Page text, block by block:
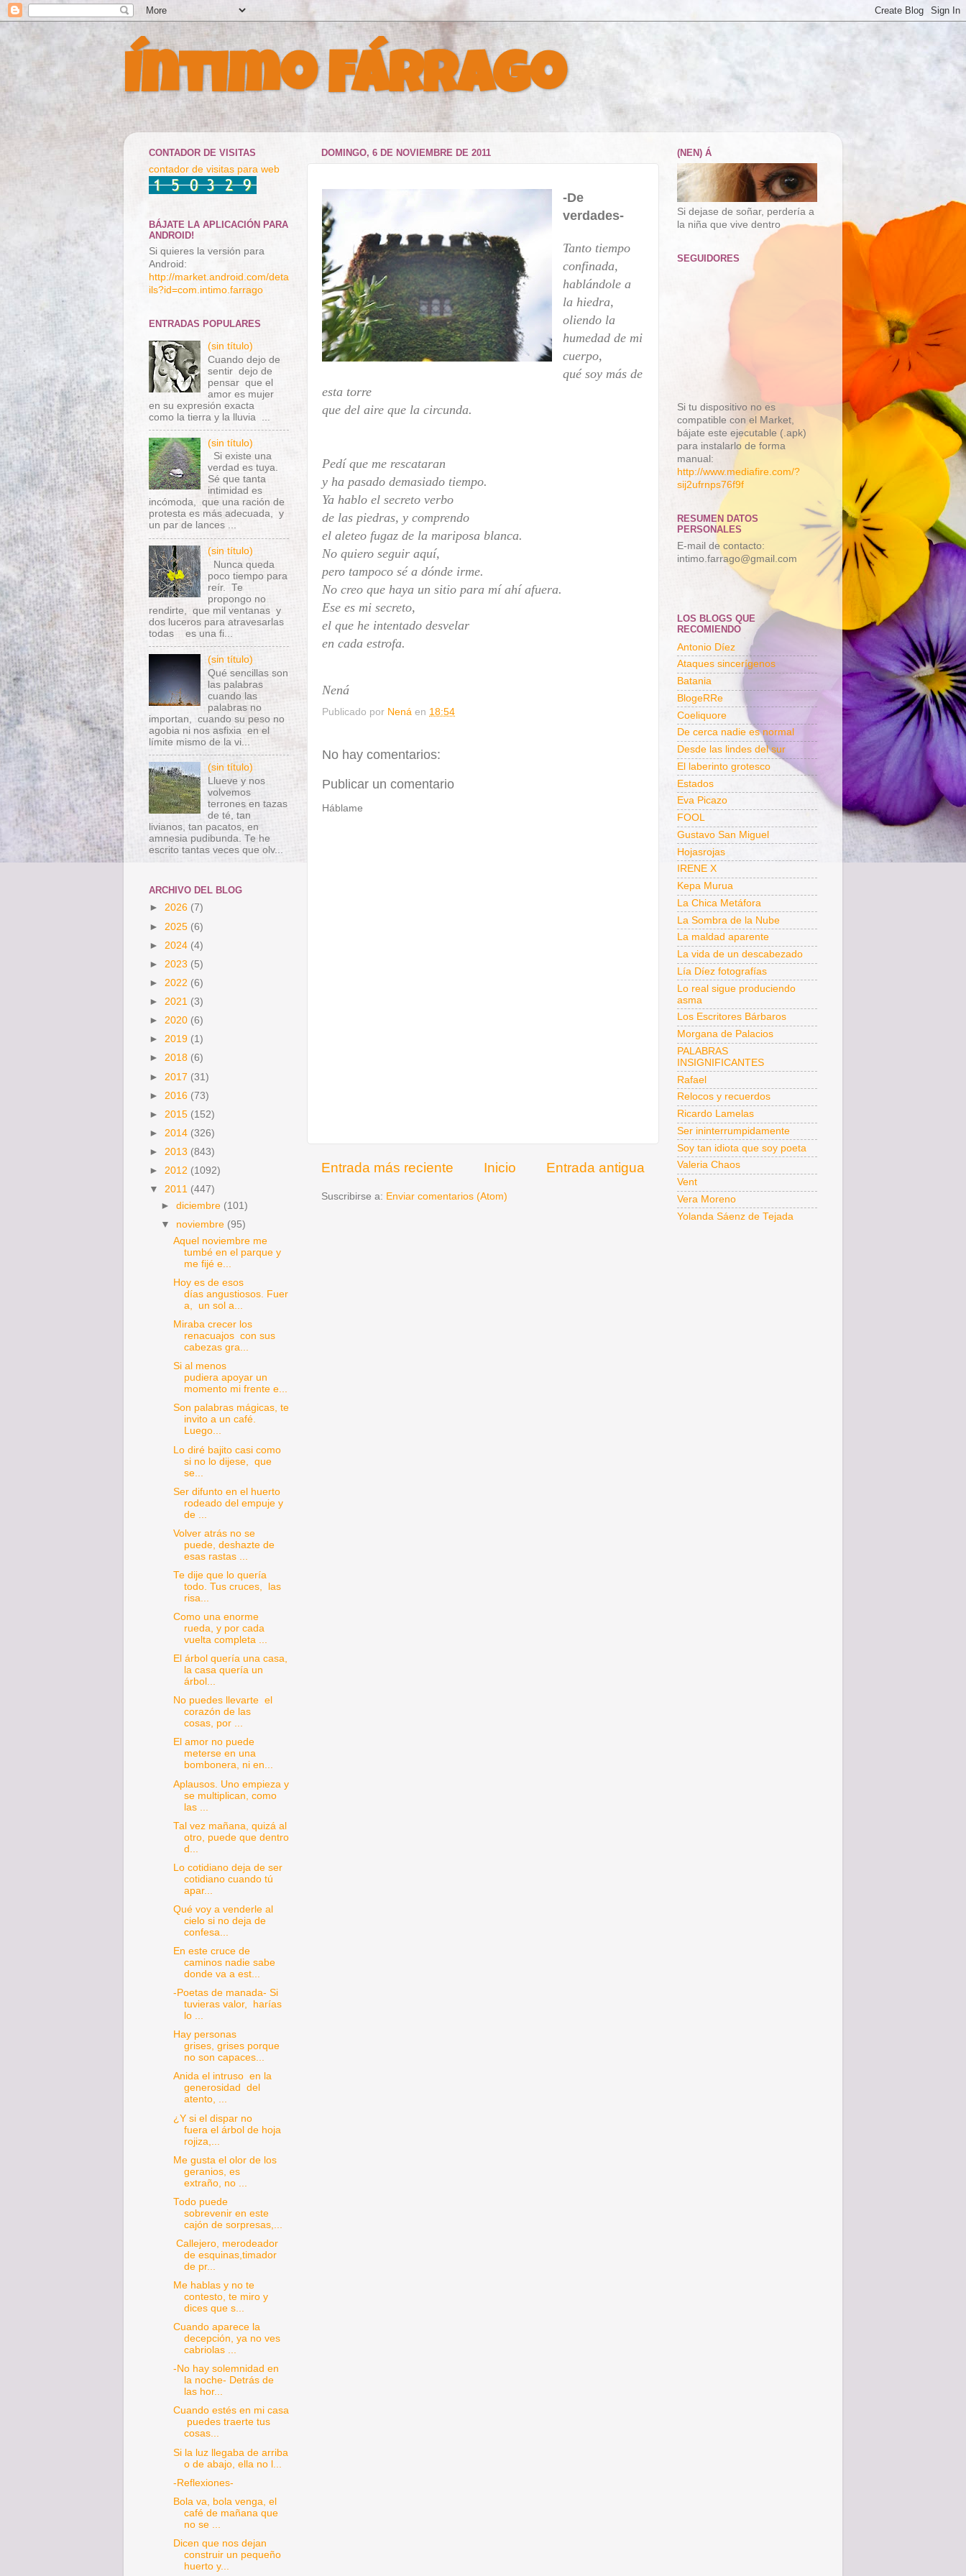
Íntimo Fárrago
DOMINGO, 6 DE NOVIEMBRE DE 2011
-De
verdades-
Tanto tiempo
confinada,
hablándole a
la hiedra,
oliendo la
humedad de mi
cuerpo,
qué soy más de
esta torre
que del aire que la circunda.
Pedí que me rescataran
y ha pasado demasiado tiempo.
Ya hablo el secreto verbo
de las piedras, y comprendo
el aleteo fugaz de la mariposa blanca.
No quiero seguir aquí,
pero tampoco sé a dónde irme.
No creo que haya un sitio para mí ahí afuera.
Ese es mi secreto,
el que he intentado desvelar
en cada estrofa.
Nená
Publicado por Nená en 18:54
No hay comentarios:
Publicar un comentario
Háblame
Entrada más reciente Entrada antigua
Inicio
Suscribirse a: Enviar comentarios (Atom)
CONTADOR DE VISITAS
contador de visitas para web
BÁJATE LA APLICACIÓN PARA
ANDROID!
Si quieres la versión para
Android:
http://market.android.com/deta
ils?id=com.intimo.farrago
ENTRADAS POPULARES
(sin título)
Cuando dejo de
sentir dejo de
pensar que el
amor es mujer
en su expresión exacta
como la tierra y la lluvia ...
(sin título)
Si existe una
verdad es tuya.
Sé que tanta
intimidad es
incómoda, que una ración de
protesta es más adecuada, y
un par de lances ...
(sin título)
Nunca queda
poco tiempo para
reír. Te
propongo no
rendirte, que mil ventanas y
dos luceros para atravesarlas
todas es una fi...
(sin título)
Qué sencillas son
las palabras
cuando las
palabras no
importan, cuando su peso no
agobia ni nos asfixia en el
límite mismo de la vi...
(sin título)
Llueve y nos
volvemos
terrones en tazas
de té, tan
livianos, tan pacatos, en
amnesia pudibunda. Te he
escrito tantas veces que olv...
ARCHIVO DEL BLOG
► 2026 (7)
► 2025 (6)
► 2024 (4)
► 2023 (5)
► 2022 (6)
► 2021 (3)
► 2020 (6)
► 2019 (1)
► 2018 (6)
► 2017 (31)
► 2016 (73)
► 2015 (152)
► 2014 (326)
► 2013 (843)
► 2012 (1092)
▼ 2011 (447)
►diciembre (101)
▼ noviembre (95)
Aquel noviembre me
tumbé en el parque y
me fijé e...
Hoy es de esos
días angustiosos. Fuer
a, un sol a...
Miraba crecer los
renacuajos con sus
cabezas gra...
Si al menos
pudiera apoyar un
momento mi frente e...
Son palabras mágicas, te
invito a un café.
Luego...
Lo diré bajito casi como
si no lo dijese, que
se...
Ser difunto en el huerto
rodeado del empuje y
de ...
Volver atrás no se
puede, deshazte de
esas rastas ...
Te dije que lo quería
todo. Tus cruces, las
risa...
Como una enorme
rueda, y por cada
vuelta completa ...
El árbol quería una casa,
la casa quería un
árbol...
No puedes llevarte el
corazón de las
cosas, por ...
El amor no puede
meterse en una
bombonera, ni en...
Aplausos. Uno empieza y
se multiplican, como
las ...
Tal vez mañana, quizá al
otro, puede que dentro
d...
Lo cotidiano deja de ser
cotidiano cuando tú
apar...
Qué voy a venderle al
cielo si no deja de
confesa...
En este cruce de
caminos nadie sabe
donde va a est...
-Poetas de manada- Si
tuvieras valor, harías
lo ...
Hay personas
grises, grises porque
no son capaces...
Anida el intruso en la
generosidad del
atento, ...
¿Y si el dispar no
fuera el árbol de hoja
rojiza,...
Me gusta el olor de los
geranios, es
extraño, no ...
Todo puede
sobrevenir en este
cajón de sorpresas,...
Callejero, merodeador
de esquinas,timador
de pr...
Me hablas y no te
contesto, te miro y
dices que s...
Cuando aparece la
decepción, ya no ves
cabriolas ...
-No hay solemnidad en
la noche- Detrás de
las hor...
Cuando estés en mi casa
puedes traerte tus
cosas...
Si la luz llegaba de arriba
o de abajo, ella no l...
-Reflexiones-
Bola va, bola venga, el
café de mañana que
no se ...
Dicen que nos dejan
construir un pequeño
huerto y...
(NEN) Á
Si dejase de soñar, perdería a
la niña que vive dentro
SEGUIDORES
Si tu dispositivo no es
compatible con el Market,
bájate este ejecutable (.apk)
para instalarlo de forma
manual:
http://www.mediafire.com/?
sij2ufrnps76f9f
RESUMEN DATOS
PERSONALES
E-mail de contacto:
intimo.farrago@gmail.com
LOS BLOGS QUE
RECOMIENDO
Antonio Díez
Ataques sincerígenos
Batania
BlogeRRe
Coeliquore
De cerca nadie es normal
Desde las lindes del sur
El laberinto grotesco
Estados
Eva Picazo
FOOL
Gustavo San Miguel
Hojasrojas
IRENE X
Kepa Murua
La Chica Metáfora
La Sombra de la Nube
La maldad aparente
La vida de un descabezado
Lía Díez fotografías
Lo real sigue produciendo
asma
Los Escritores Bárbaros
Morgana de Palacios
PALABRAS
INSIGNIFICANTES
Rafael
Relocos y recuerdos
Ricardo Lamelas
Ser ininterrumpidamente
Soy tan idiota que soy poeta
Valeria Chaos
Vent
Vera Moreno
Yolanda Sáenz de Tejada